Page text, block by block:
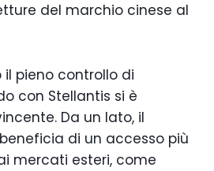
del marchio cinese al
pieno controllo di
con Stellantis si è
Da un lato, il
di un accesso più
mercati esteri, come